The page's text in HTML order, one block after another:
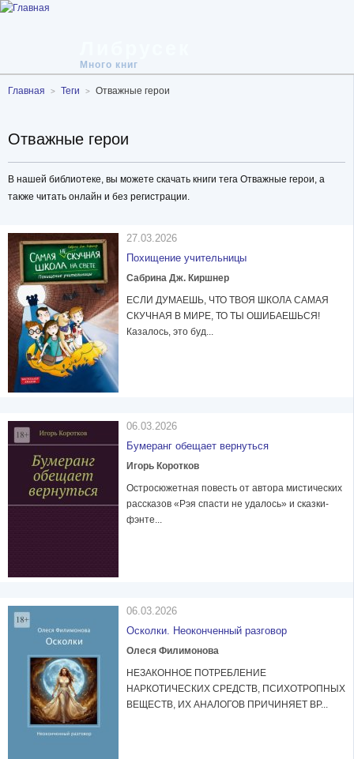
Много книг
Главная Теги Отважные герои
Отважные герои
В нашей библиотеке, вы можете скачать книги тега Отважные герои, а
также читать онлайн и без регистрации.
27.03.2026
Похищение учительницы
Сабрина Дж. Киршнер
ЕСЛИ ДУМАЕШЬ, ЧТО ТВОЯ ШКОЛА САМАЯ
СКУЧНАЯ В МИРЕ, ТО ТЫ ОШИБАЕШЬСЯ!
Казалось, это буд...
06.03.2026
Бумеранг обещает вернуться
Игорь Коротков
Остросюжетная повесть от автора мистических
рассказов «Рэя спасти не удалось» и сказки-
фэнте...
06.03.2026
Осколки. Неоконченный разговор
Олеся Филимонова
НЕЗАКОННОЕ ПОТРЕБЛЕНИЕ
НАРКОТИЧЕСКИХ СРЕДСТВ, ПСИХОТРОПНЫХ
ВЕЩЕСТВ, ИХ АНАЛОГОВ ПРИЧИНЯЕТ ВР...